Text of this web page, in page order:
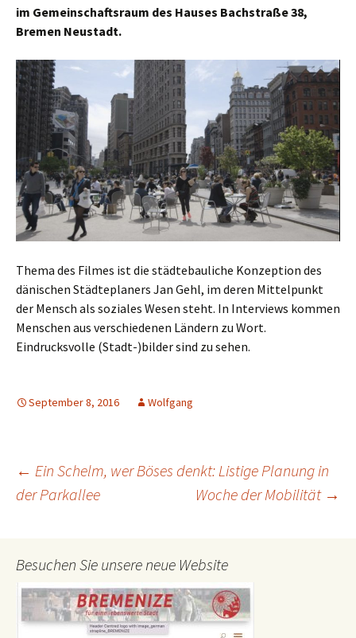
im Gemeinschaftsraum des Hauses Bachstraße 38,
Bremen Neustadt.
Thema des Filmes ist die städtebauliche Konzeption des
dänischen Städteplaners Jan Gehl, im deren Mittelpunkt
der Mensch als soziales Wesen steht. In Interviews kommen
Menschen aus verschiedenen Ländern zu Wort.
Eindrucksvolle (Stadt-)bilder sind zu sehen.
September 8, 2016 Wolfgang
Beitrags-
← Ein Schelm, wer Böses denkt: Listige Planung in
der Parkallee
Woche der Mobilität →
Besuchen Sie unsere neue Website